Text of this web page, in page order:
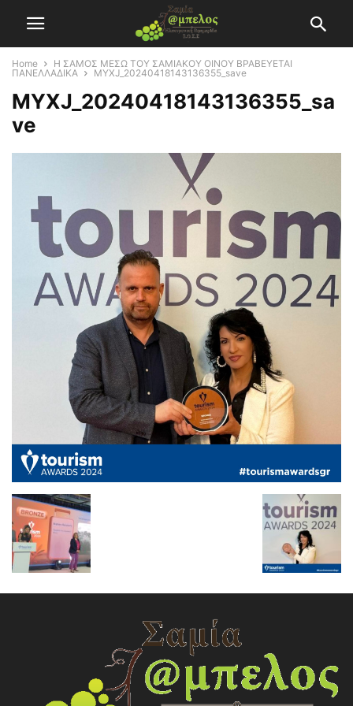
Home
Η ΣΑΜΟΣ ΜΕΣΩ ΤΟΥ ΣΑΜΙΑΚΟΥ ΟΙΝΟΥ ΒΡΑΒΕΥΕΤΑΙ
ΠΑΝΕΛΛΑΔΙΚΑ
MYXJ_20240418143136355_save
MYXJ_20240418143136355_sa
ve